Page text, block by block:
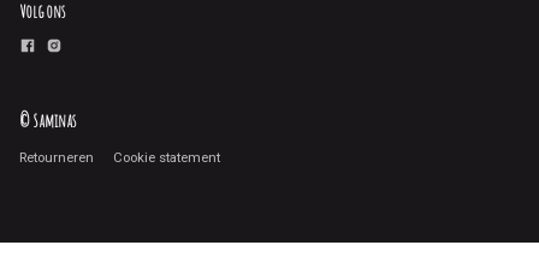
Volg ons
© Saminas
Retourneren Cookie statement